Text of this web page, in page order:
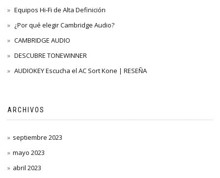
Equipos Hi-Fi de Alta Definición
¿Por qué elegir Cambridge Audio?
CAMBRIDGE AUDIO
DESCUBRE TONEWINNER
AUDIOKEY Escucha el AC Sort Kone | RESEÑA
ARCHIVOS
septiembre 2023
mayo 2023
abril 2023